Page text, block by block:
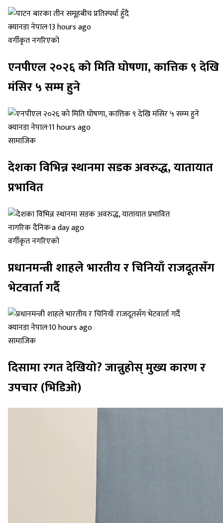
क्यानडा नेपाल·13 hours ago
वर्गीकृत नगरिएको
एनपीएल २०२६ को मिति घोषणा, कात्तिक ९ देखि
मंसिर ५ सम्म हुने
क्यानडा नेपाल·11 hours ago
सामाजिक
देशका विभिन्न स्थानमा सडक अवरुद्ध, यातायात
प्रभावित
नागरिक दैनिक·a day ago
वर्गीकृत नगरिएको
प्रधानमन्त्री शाहले भारतीय र चिनियाँ राजदूतसँग
भेटवार्ता गर्दै
क्यानडा नेपाल·10 hours ago
सामाजिक
दिसामा रगत देखियो? जान्नुहोस् मुख्य कारण र
उपचार (भिडिओ)